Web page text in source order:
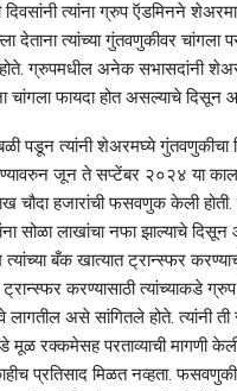
दिवसांनी त्यांना ग्रुप ऍडमिनने
देताना त्यांच्या गुंतवणुकीवर चांगला
ग्रुपमधील अनेक सभासदांनी
चांगला फायदा होत असल्याचे दिसून
पडून त्यांनी शेअरमघ्ये गुंतवणुकीचा
जून ते सप्टेंबर २०२४ या
चौदा हजारांची फसवणुक केली होती.
सोळा लाखांचा नफा झाल्याचे
त्यांच्या बँक खात्यात ट्रान्स्फर
करण्यासाठी त्यांच्याकडे
लागतील असे सांगितले होते. त्यांनी
मूळ रक्कमेसह परताव्याची मागणी केली
प्रतिसाद मिळत नव्हता.